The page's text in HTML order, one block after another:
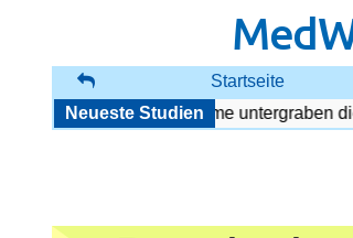
Startseite
Neueste Studien
Begleitende Probleme untergraben die